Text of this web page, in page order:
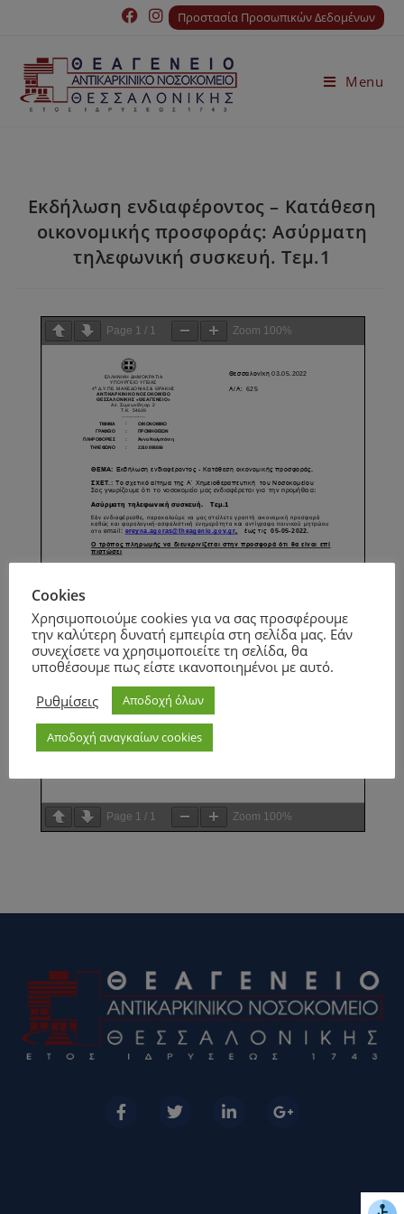
Προστασία Προσωπικών Δεδομένων
Menu
Εκδήλωση ενδιαφέροντος – Κατάθεση
οικονομικής προσφοράς: Ασύρματη
τηλεφωνική συσκευή. Τεμ.1
Page 1 / 1 Zoom 100%
Page 1 / 1 Zoom 100%
Cookies
Χρησιμοποιούμε cookies για να σας προσφέρουμε
την καλύτερη δυνατή εμπειρία στη σελίδα μας. Εάν
συνεχίσετε να χρησιμοποιείτε τη σελίδα, θα
υποθέσουμε πως είστε ικανοποιημένοι με αυτό.
Ρυθμίσεις
Αποδοχή όλων
Αποδοχή αναγκαίων cookies